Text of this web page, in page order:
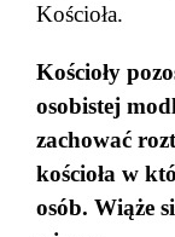
Kościoła.
Kościoły
osobistej
zachować
kościoła w
osób. Wiąże